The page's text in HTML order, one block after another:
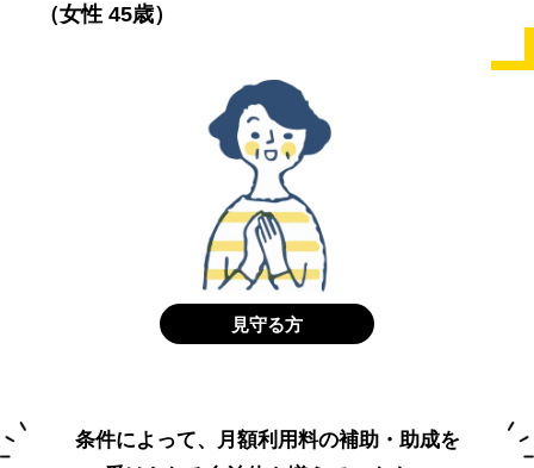
（女性 45歳）
見守る方
条件によって、月額利用料の補助・助成を